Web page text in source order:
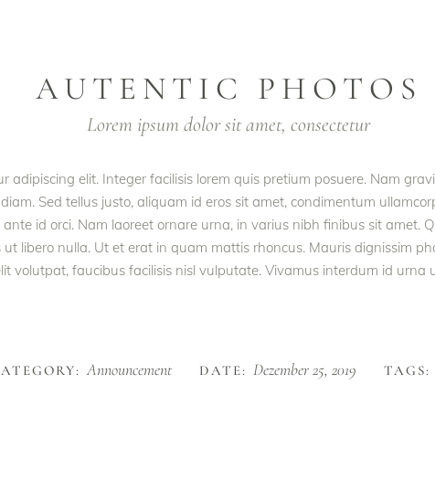
AUTENTIC PHOTOS
Lorem ipsum dolor sit amet, consectetur
adipiscing elit. Integer facilisis lorem quis pretium posuere. Nam
Sed tellus justo, aliquam id eros sit amet, condimentum
id orci. Nam laoreet ornare urna, in varius nibh finibus sit amet.
libero nulla. Ut et erat in quam mattis rhoncus. Mauris dignissim
volutpat, faucibus facilisis nisl vulputate. Vivamus interdum id urna
Announcement DATE: Dezember 25, 2019 TAGS: